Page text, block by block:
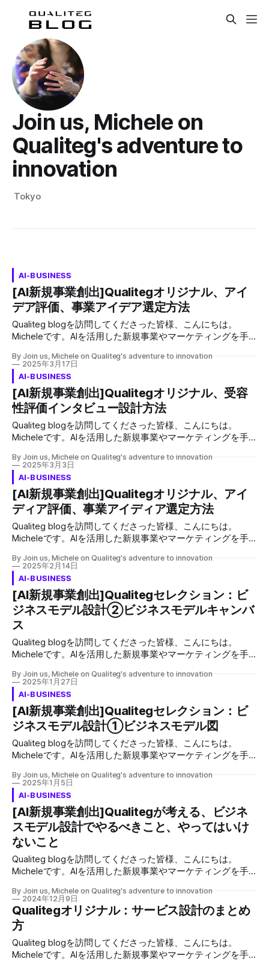
Join us, Michele on
Qualiteg's adventure to
innovation
Tokyo
AI-BUSINESS
[AI新規事業創出]Qualitegオリジナル、アイ
デア評価、事業アイデア選定方法
Qualiteg blogを訪問してくださった皆様、こんにちは。
Micheleです。AIを活用した新規事業やマーケティングを手
あります。AIを用いた事業展開を検討されている方々が共通
して直面するであろう課題に対して、このブログを通じて私
なりの解答をご提供したいと思います。 AIを活用した事業ア
イデア評価と選定方法 | Qualitegオリジナルアプローチ
新規事業の立ち上げは、アイデアの創出から始まりますが、
その後の評価と選定プロセスこそが成功の鍵を握ります。
Qualitegでは、AIを積極的に活用した独自の評価・選定メソ
ッドを開発し、より客観的かつ多角的な視点でビジネスアイ
デアを検証しています。今回は、私たちの実践的なアプロー
チをご紹介します。 AIを活用したアイデア評価の基本フレー
ムワーク 当社のアイデア評価プロセスは、以下の2段階で構
成しております。 1. 多次元評価マトリックスによる定量分析
まず、出てきたアイデアについて、ChatGPTなどの大規模言
語モデル(LLM)を活用し、以下の8つの評価軸でアイデア
By Join us, Michele on Qualiteg's adventure to innovation
2025年3月17日
AI-BUSINESS
[AI新規事業創出]Qualitegオリジナル、受容
性評価インタビュー設計方法
Qualiteg blogを訪問してくださった皆様、こんにちは。
Micheleです。AIを活用した新規事業やマーケティングを手
あります。AIを用いた事業展開を検討されている方々が共通
して直面するであろう課題に対して、このブログを通じて私
なりの解答をご提供したいと思います。 受容性評価インタ
ビューは、新しい製品やサービスがターゲット市場にどのよ
うに受け入れられるかを評価するための重要な手法です。
新規事業開発のコンサルティングをさせていただいておりま
すと、受容性評価をされない方、自身にとって都合の良い回
答だけを抽出される方、ターゲットユーザーではない人にイ
ンタビューをして怒ってしまわれる方など、様々なクライア
ントがいらっしゃいます。 特に多いのが、複数人にインタ
ビューしたのに、自身の企画したサービスを良いと言ってく
れた方だけを抽出して「全員が欲しいと言っています」と報
告されようとする方や、インタビューした対象がが身内（職
場の同僚）だったりして、お世辞で良いねというまで、「で
も、XXすればいいですよね」みたいな形で問いを続ける方
By Join us, Michele on Qualiteg's adventure to innovation
2025年3月3日
AI-BUSINESS
[AI新規事業創出]Qualitegオリジナル、アイ
ディア評価、事業アイディア選定方法
Qualiteg blogを訪問してくださった皆様、こんにちは。
Micheleです。AIを活用した新規事業やマーケティングを手
あります。AIを用いた事業展開を検討されている方々が共通
して直面するであろう課題に対して、このブログを通じて私
なりの解答をご提供したいと思います。 はじめに AI技術の
急速な発展は、スタートアップから大企業まで、あらゆるビ
ジネスに新たな可能性をもたらしています。クライアントと
の会話の中でも、AIを活用した革新的な事業アイディアに関
しいアイディアを思いついた！」と興奮しながらも、そのア
イディアを具体化し、成功に導くための方法論に悩んでいる
のも事実です。特にAIを用いた事業展開においては、従来の
ビジネスモデルとは異なる視点が必要となるため、その難し
さはさらに増します。 本記事では、Qualitegオリジナルのア
イディア評価、事業アイディア選定方法について解説しま
す。特に、AIを用いた事業展開を検討されている方々が共通
して直面するであろう課題に対して、
By Join us, Michele on Qualiteg's adventure to innovation
2025年2月14日
AI-BUSINESS
[AI新規事業創出]Qualitegセレクション：ビ
ジネスモデル設計②ビジネスモデルキャンバ
ス
Qualiteg blogを訪問してくださった皆様、こんにちは。
Micheleです。AIを活用した新規事業やマーケティングを手
あります。AIを用いた事業展開を検討されている方々が共通
して直面するであろう課題に対して、このブログを通じて私
なりの解答をご提供したいと思います。 新規事業の企画検
討において、アイデアを具体的なビジネスプランに落とし込
むのは容易ではありません。私も長年コンサルティングをさ
せていただいておりますが、直観力でいいなと思われたアイ
ディアを信じたいとおっしゃるクライアントも多いのです
が、アイディアの良し悪しを考えるうえで「商売になるか」
という観点は非常に重要ですよね。 ざっとビジネスに関す
る全体像を把握するのに役立つのがこのビジネスモデルキャ
ンバスです。 ビジネスモデルキャンバス（Business Model
Canvas）は、事業の全体像を1枚のシートで可視化できる強
力なツールとして世界中で活用されています。 今回は、こ
のビジネスモデルキャンバスの基本から活用方法まで、詳し
By Join us, Michele on Qualiteg's adventure to innovation
2025年1月27日
AI-BUSINESS
[AI新規事業創出]Qualitegセレクション：ビ
ジネスモデル設計①ビジネスモデル図
Qualiteg blogを訪問してくださった皆様、こんにちは。
Micheleです。AIを活用した新規事業やマーケティングを手
あります。AIを用いた事業展開を検討されている方々が共通
して直面するであろう課題に対して、このブログを通じて私
なりの解答をご提供したいと思います。 「新規事業のビジ
ネスモデル図の描き方 〜実践で活かせる具体的なコツ〜」
新規事業開発のコンサルティングをさせていただいておりま
すとクライアント企業様の現場で、「ビジネスモデル図をど
う描けばいいの？」という質問をよく頂きます。 実は私も
最初は悩んだのですが、数々の失敗と成功を経て、効果的な
ビジネスモデル図の描き方が分かってきました。今回は、そ
の実践的なコツをお伝えしていきます。 なぜビジネスモデ
ル図が重要なのか ビジネスモデル図は、単なる図解ではあ
りません。これは、自分のビジネスアイデアを「検証可能な
形」に落とし込むための重要なツールです。 上申の際にス
テークホルダーの説明をするのに使うこともできます。ま
た、アイディア創出後のマネタイズ検討の場合も情
By Join us, Michele on Qualiteg's adventure to innovation
2025年1月5日
AI-BUSINESS
[AI新規事業創出]Qualitegが考える、ビジネ
スモデル設計でやるべきこと、やってはいけ
ないこと
Qualiteg blogを訪問してくださった皆様、こんにちは。
Micheleです。AIを活用した新規事業やマーケティングを手
あります。AIを用いた事業展開を検討されている方々が共通
して直面するであろう課題に対して、このブログを通じて私
なりの解答をご提供したいと思います。 ビジネスモデル設
計は、起業家や経営者にとって最も重要な戦略的意思決定の
一つです。成功する企業と失敗する企業を分けるのは、この
ビジネスモデルの巧拙にほかなりません。 本日は、ビジネ
By Join us, Michele on Qualiteg's adventure to innovation
2024年12月9日
Qualitegオリジナル：サービス設計のまとめ
方
Qualiteg blogを訪問してくださった皆様、こんにちは。
Micheleです。AIを活用した新規事業やマーケティングを手